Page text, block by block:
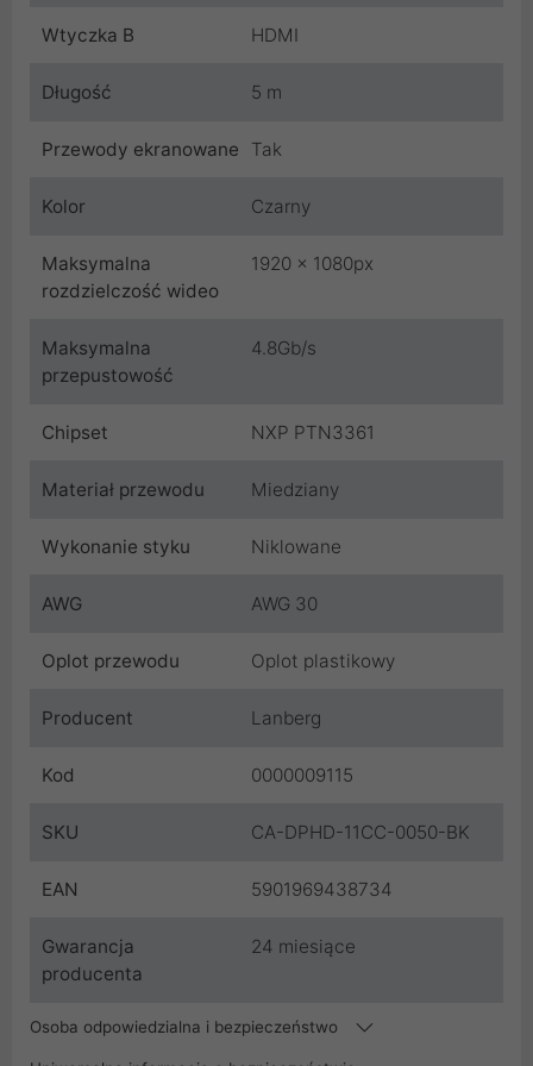
Wtyczka B HDMI
Długość 5 m
Przewody ekranowane Tak
Kolor Czarny
Maksymalna
rozdzielczość wideo
1920 x 1080px
Maksymalna
przepustowość
4.8Gb/s
Chipset NXP PTN3361
Materiał przewodu Miedziany
Wykonanie styku Niklowane
AWG AWG 30
Oplot przewodu Oplot plastikowy
Producent Lanberg
Kod 0000009115
SKU CA-DPHD-11CC-0050-BK
EAN 5901969438734
Gwarancja
producenta
24 miesiące
Osoba odpowiedzialna i bezpieczeństwo